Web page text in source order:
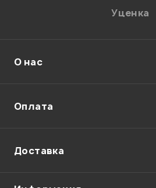
Отправить
Уценка
О нас
Оплата
Доставка